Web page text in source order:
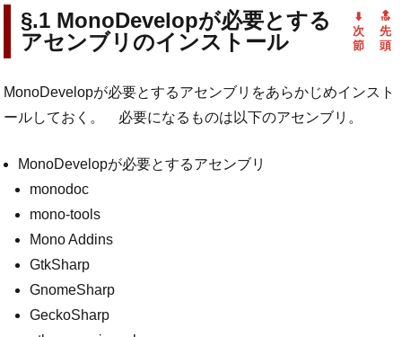
MonoDevelopが必要とする
アセンブリのインストール
MonoDevelopが必要とするアセンブリをあらかじめインスト
ールしておく。 必要になるものは以下のアセンブリ。
MonoDevelopが必要とするアセンブリ
monodoc
mono-tools
Mono Addins
GtkSharp
GnomeSharp
GeckoSharp